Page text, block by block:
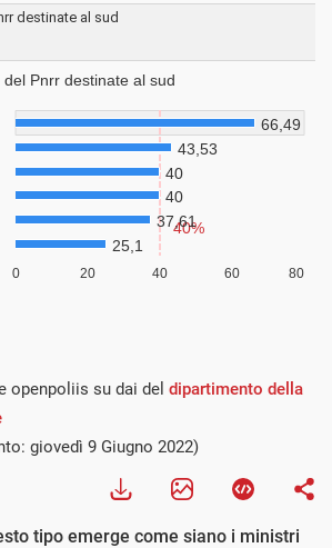
openpoliis su dai del dipartimento della
giovedì 9 Giugno 2022)
tipo emerge come siano i ministri